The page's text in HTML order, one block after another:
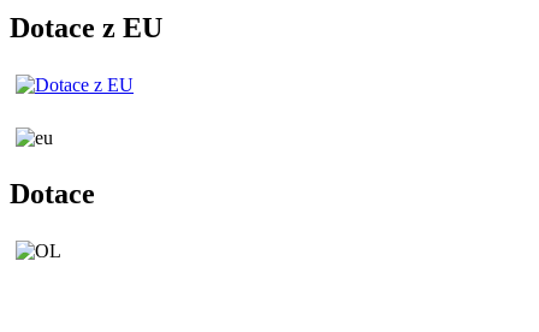
Dotace z EU
Dotace